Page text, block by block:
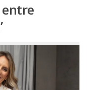
entre